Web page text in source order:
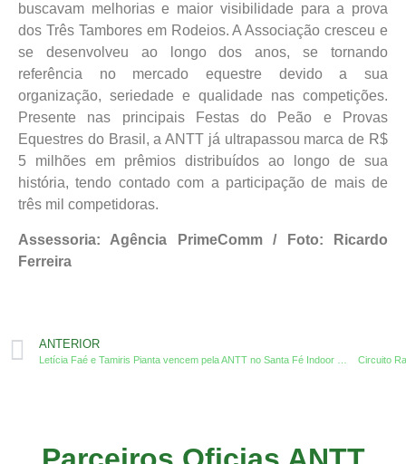
buscavam melhorias e maior visibilidade para a prova
dos Três Tambores em Rodeios. A Associação cresceu e
se desenvolveu ao longo dos anos, se tornando
referência no mercado equestre devido a sua
organização, seriedade e qualidade nas competições.
Presente nas principais Festas do Peão e Provas
Equestres do Brasil, a ANTT já ultrapassou marca de R$
5 milhões em prêmios distribuídos ao longo de sua
história, tendo contado com a participação de mais de
três mil competidoras.
Assessoria: Agência PrimeComm / Foto: Ricardo
Ferreira
ANTERIOR
Circuito